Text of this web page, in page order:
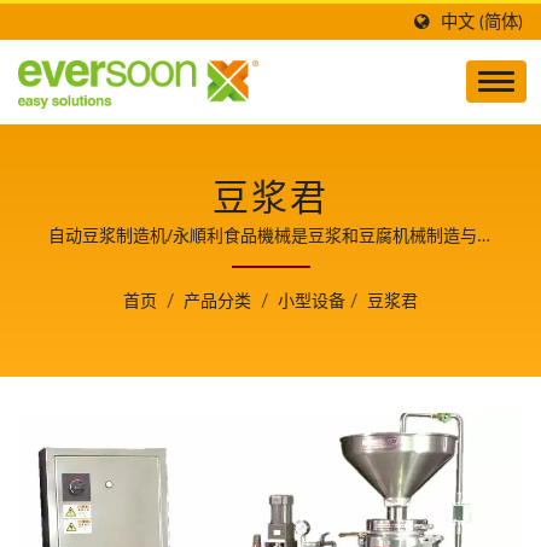
中文 (简体)
豆浆君
自动豆浆制造机/永順利食品機械是豆浆和豆腐机械制造与技
术开发的领导者，也是食品安全的守护者，并分享生产豆腐美
食的关键技术与经验，使我们成为客户成长的重要伙伴。
首页 / 产品分类 / 小型设备 / 豆浆君